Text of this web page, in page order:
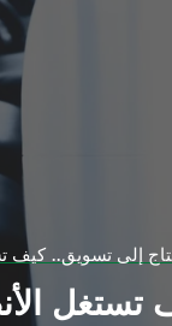
إلى تسويق.. كيف